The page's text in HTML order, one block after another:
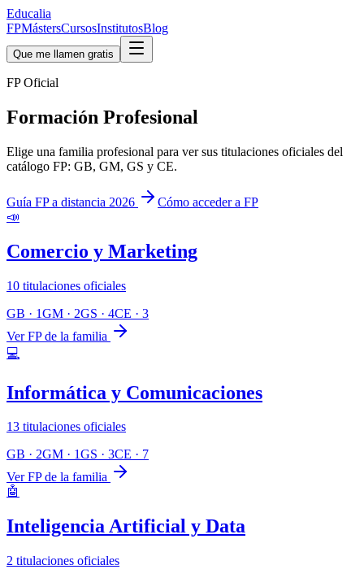
Educalia
FPMástersCursosInstitutosBlog
Que me llamen gratis
FP Oficial
Formación Profesional
Elige una familia profesional para ver sus titulaciones oficiales del
catálogo FP: GB, GM, GS y CE.
Guía FP a distancia 2026
Cómo acceder a FP
📣
Comercio y Marketing
10 titulaciones oficiales
GB · 1GM · 2GS · 4CE · 3
Ver FP de la familia
💻
Informática y Comunicaciones
13 titulaciones oficiales
GB · 2GM · 1GS · 3CE · 7
Ver FP de la familia
🤖
Inteligencia Artificial y Data
2 titulaciones oficiales